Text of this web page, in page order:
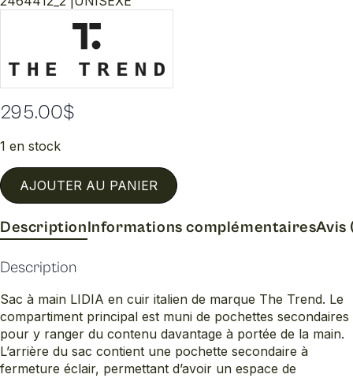
295.00$
1 en stock
AJOUTER AU PANIER
DescriptionInformations complémentairesAvis
Description
Sac à main LIDIA en cuir italien de marque The Trend. Le
compartiment principal est muni de pochettes secondaires
pour y ranger du contenu davantage à portée de la main.
L’arrière du sac contient une pochette secondaire à
fermeture éclair, permettant d’avoir un espace de